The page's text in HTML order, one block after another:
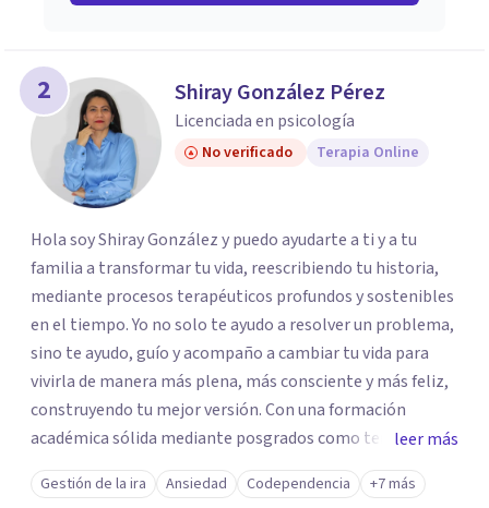
2 Shiray González Pérez
Licenciada en psicología
No verificado Terapia Online
Hola soy Shiray González y puedo ayudarte a ti y a tu
familia a transformar tu vida, reescribiendo tu historia,
mediante procesos terapéuticos profundos y sostenibles
en el tiempo. Yo no solo te ayudo a resolver un problema,
sino te ayudo, guío y acompaño a cambiar tu vida para
vivirla de manera más plena, más consciente y más feliz,
construyendo tu mejor versión. Con una formación
académica sólida mediante posgrados como terapeuta
breve, familiar e infantil, así como con respaldo
profesional y experiencia clínica de más de 26 años y
leer más
Gestión de la ira Ansiedad Codependencia +7 más